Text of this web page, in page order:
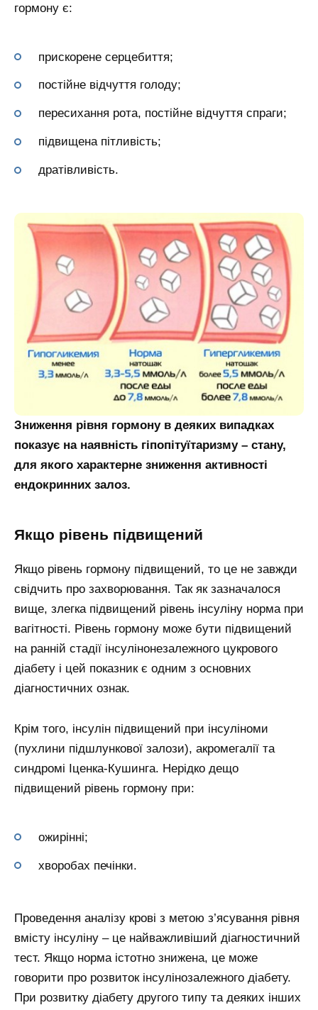
гормону є:
прискорене серцебиття;
постійне відчуття голоду;
пересихання рота, постійне відчуття спраги;
підвищена пітливість;
дратівливість.
Зниження рівня гормону в деяких випадках
показує на наявність гіпопітуїтаризму – стану,
для якого характерне зниження активності
ендокринних залоз.
Якщо рівень підвищений
Якщо рівень гормону підвищений, то це не завжди
свідчить про захворювання. Так як зазначалося
вище, злегка підвищений рівень інсуліну норма при
вагітності. Рівень гормону може бути підвищений
на ранній стадії інсулінонезалежного цукрового
діабету і цей показник є одним з основних
діагностичних ознак.
Крім того, інсулін підвищений при інсуліноми
(пухлини підшлункової залози), акромегалії та
синдромі Іценка-Кушинга. Нерідко дещо
підвищений рівень гормону при:
ожирінні;
хворобах печінки.
Проведення аналізу крові з метою з’ясування рівня
вмісту інсуліну – це найважливіший діагностичний
тест. Якщо норма істотно знижена, це може
говорити про розвиток інсулінозалежного діабету.
При розвитку діабету другого типу та деяких інших